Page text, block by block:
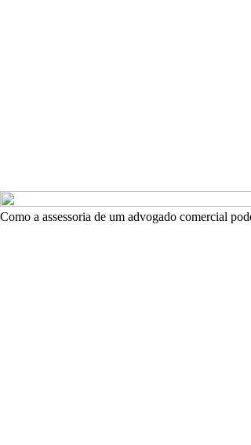
Como a assessoria de um advogado comercial